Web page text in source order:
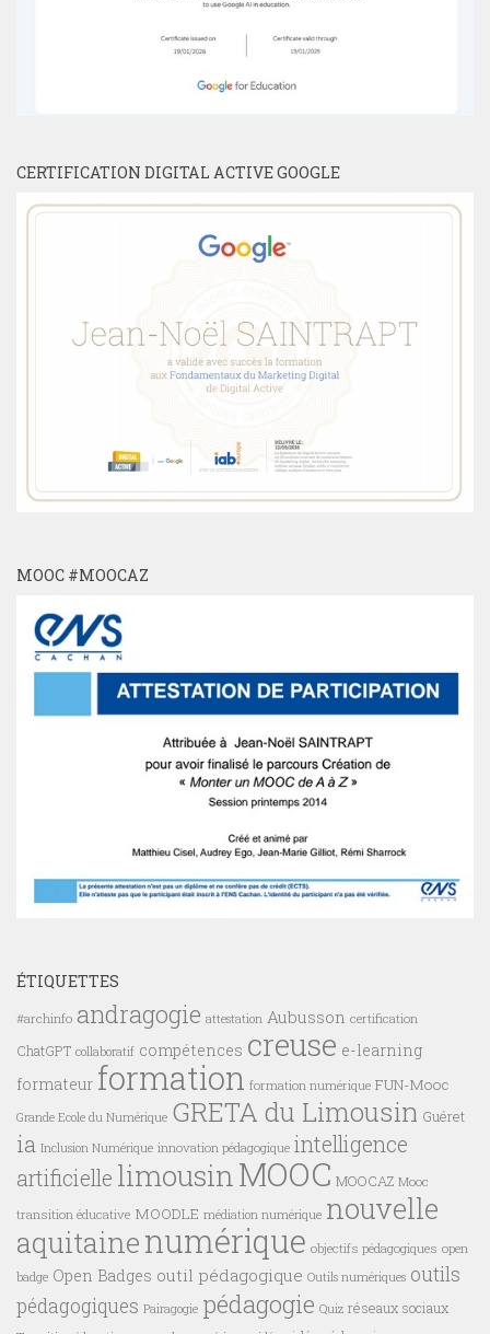
CERTIFICATION DIGITAL ACTIVE GOOGLE
MOOC #MOOCAZ
ÉTIQUETTES
#archinfo andragogie attestation Aubusson certification
ChatGPT collaboratif compétences creuse e-learning
formateur formation formation numérique FUN-Mooc
Grande Ecole du Numérique GRETA du Limousin Guéret
ia Inclusion Numérique innovation pédagogique intelligence
artificielle limousin MOOC MOOCAZ Mooc
transition éducative MOODLE médiation numérique nouvelle
aquitainenumérique objectifs pédagogiques open
badge Open Badges outil pédagogique Outils numériques outils
pédagogiques Pairagogie pédagogie Quiz réseaux sociaux